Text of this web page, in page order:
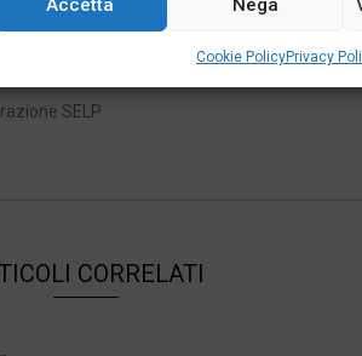
Cookie PolicyPrivacy
SELP
CORRELATI